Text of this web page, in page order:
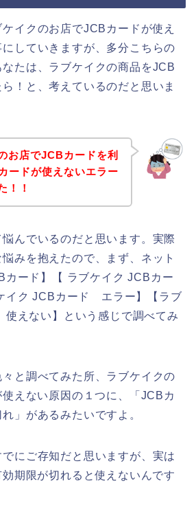
イクのお店でJCBカードが使え
していきますが、多分こちらの
たは、ラブケイクの商品をJCB
！と、考えているのだと思いま
お店でJCBカードを利
ードが使えないエラー
！！
んでいるのだと思います。実際
みを抱えたので、まず、ネット
カード】【 ラブケイク JCBカー
イク JCBカード エラー】【ラブ
えない】という感じで調べてみ
と調べてみた所、ラブケイクの
えない原因の１つに、「JCBカ
」があるみたいですよ。
にご存知だと思いますが、実は
期限が切れると使えないんです